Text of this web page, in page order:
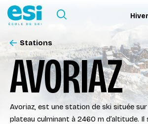
Ouvrir
recherche
Nos Écoles
Nos Activités
À propos
Hiver
site
AVORIAZ
Stations
Avoriaz, est une station de ski située
plateau culminant à 2460 m d’altitude. Il